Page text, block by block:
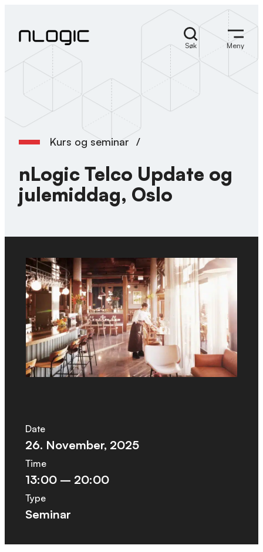
content
Søk Meny
Kurs og seminar /
nLogic Telco Update og
julemiddag, Oslo
Date
26. November, 2025
Time
13:00 – 20:00
Type
Seminar